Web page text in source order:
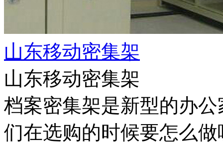
山东移动密集架
山东移动密集架
档案密集架是新型的办
们在选购的时候要怎么